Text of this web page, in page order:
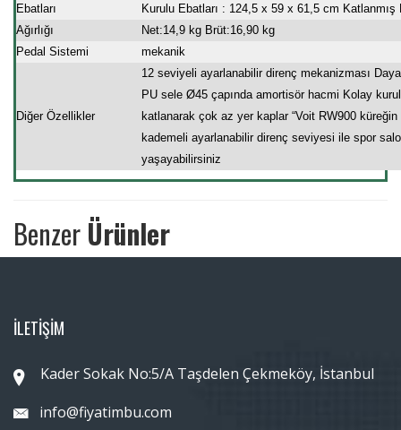
Ebatları
Kurulu Ebatları : 124,5 x 59 x 61,5 cm
Ağırlığı
Net:14,9 kg Brüt:16,90 kg
Pedal Sistemi
mekanik
Diğer Özellikler
12 seviyeli ayarlanabilir direnç mekanizması
PU sele Ø45 çapında amortisör hacmi Kolay
katlanarak çok az yer kaplar “Voit RW900 küreğin
kademeli ayarlanabilir direnç seviyesi ile spor
yaşayabilirsiniz
Benzer Ürünler
İLETİŞİM
Kader Sokak No:5/A Taşdelen Çekmeköy, İstanbul
info@fiyatimbu.com